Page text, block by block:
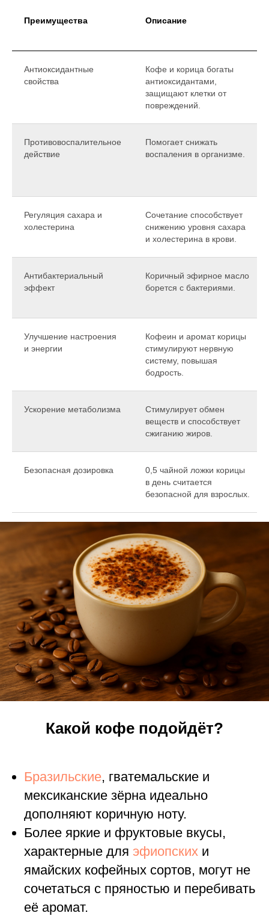
Преимущества Описание
Антиоксидантные
свойства
Кофе и корица богаты
антиоксидантами,
защищают клетки от
повреждений.
Противовоспалительное
действие
Помогает снижать
воспаления в организме.
Регуляция сахара и
холестерина
Сочетание способствует
снижению уровня сахара
и холестерина в крови.
Антибактериальный
эффект
Коричный эфирное масло
борется с бактериями.
Улучшение настроения
и энергии
Кофеин и аромат корицы
стимулируют нервную
систему, повышая
бодрость.
Ускорение метаболизма
Стимулирует обмен
веществ и способствует
сжиганию жиров.
Безопасная дозировка
0,5 чайной ложки корицы
в день считается
безопасной для взрослых.
Какой кофе подойдёт?
Бразильские, гватемальские и
мексиканские зёрна идеально
дополняют коричную ноту.
Более яркие и фруктовые вкусы,
характерные для эфиопских и
ямайских кофейных сортов, могут не
сочетаться с пряностью и перебивать
её аромат.